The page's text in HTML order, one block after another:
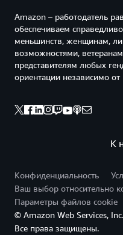
К
Amazon – работодатель
обеспечиваем
меньшинств, женщинам,
возможностями,
представителям любых
ориентации независимо от
Конфиденциальность
Ваш выбор относительно
Параметры файлов cookie
© Amazon Web Services,
Все права защищены.